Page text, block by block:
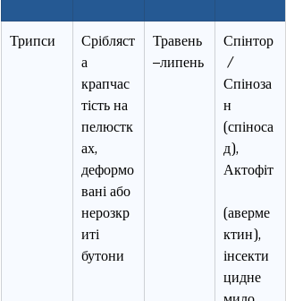
Трипси
Срібляст
а
крапчас
тість на
пелюстк
ах,
деформо
вані або
нерозкр
иті
бутони
Травень
–липень
Спінтор
/
Спіноза
н
(спіноса
д),
Актофіт
(аверме
ктин),
інсекти
цидне